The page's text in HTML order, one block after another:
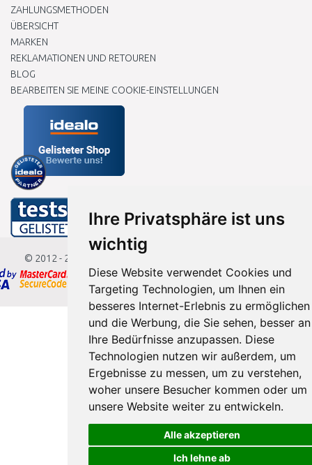
Ihre Privatsphäre ist uns
wichtig
Diese Website verwendet Cookies und
Targeting Technologien, um Ihnen ein
besseres Internet-Erlebnis zu ermöglichen
und die Werbung, die Sie sehen, besser an
Ihre Bedürfnisse anzupassen. Diese
Technologien nutzen wir außerdem, um
Ergebnisse zu messen, um zu verstehen,
woher unsere Besucher kommen oder um
unsere Website weiter zu entwickeln.
Alle akzeptieren
Ich lehne ab
ZAHLUNGSMETHODEN
ÜBERSICHT
MARKEN
REKLAMATIONEN UND RETOUREN
BLOG
BEARBEITEN SIE MEINE COOKIE-EINSTELLUNGEN
© 2012 - 2026